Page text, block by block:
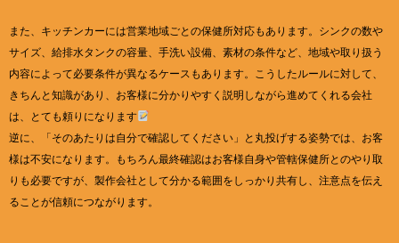
また、キッチンカーには営業地域ごとの保健所対応もあります。シンクの数や
サイズ、給排水タンクの容量、手洗い設備、素材の条件など、地域や取り扱う
内容によって必要条件が異なるケースもあります。こうしたルールに対して、
きちんと知識があり、お客様に分かりやすく説明しながら進めてくれる会社
は、とても頼りになります
逆に、「そのあたりは自分で確認してください」と丸投げする姿勢では、お客
様は不安になります。もちろん最終確認はお客様自身や管轄保健所とのやり取
りも必要ですが、製作会社として分かる範囲をしっかり共有し、注意点を伝え
ることが信頼につながります。